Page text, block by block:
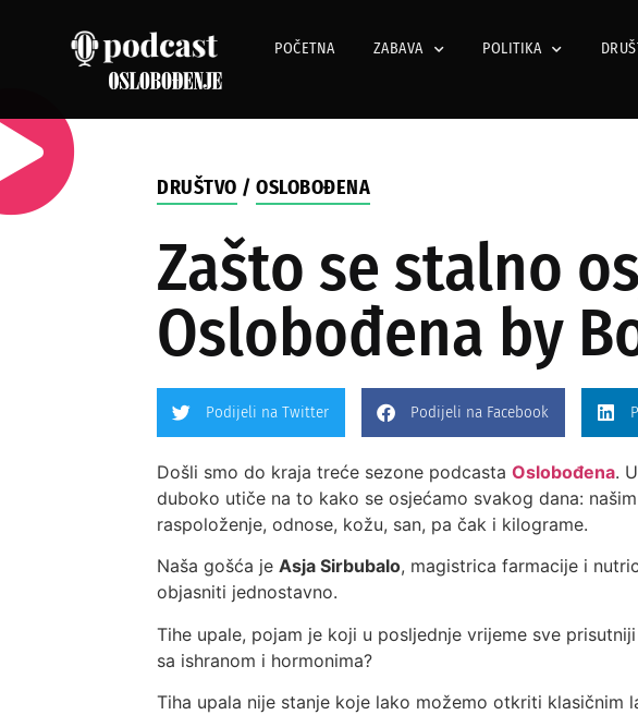
POČETNA ZABAVA POLITIKA
DRUŠTVO /OSLOBOĐENA
Zašto se stalno
Oslobođena by
Podijeli na Twitter Podijeli na Facebook
Došli smo do kraja treće sezone podcastaOslobođena.
duboko utiče na to kako se osjećamo svakog dana:
raspoloženje, odnose, kožu, san, pa čak i kilograme.
Naša gošća jeAsja Sirbubalo, magistrica farmacije i
objasniti jednostavno.
Tihe upale, pojam je koji u posljednje vrijeme sve
sa ishranom i hormonima?
Tiha upala nije stanje koje lako možemo otkriti klasičnim